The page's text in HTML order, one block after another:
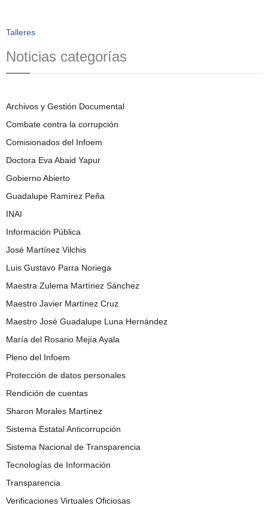
Talleres
Noticias categorías
Archivos y Gestión Documental
Combate contra la corrupción
Comisionados del Infoem
Doctora Eva Abaid Yapur
Gobierno Abierto
Guadalupe Ramírez Peña
INAI
Información Pública
José Martínez Vilchis
Luis Gustavo Parra Noriega
Maestra Zulema Martínez Sánchez
Maestro Javier Martínez Cruz
Maestro José Guadalupe Luna Hernández
María del Rosario Mejía Ayala
Pleno del Infoem
Protección de datos personales
Rendición de cuentas
Sharon Morales Martínez
Sistema Estatal Anticorrupción
Sistema Nacional de Transparencia
Tecnologías de Información
Transparencia
Verificaciones Virtuales Oficiosas